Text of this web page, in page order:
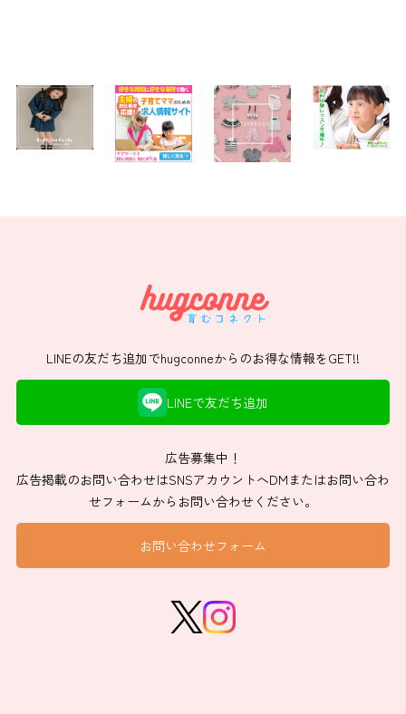
LINEの友だち追加でhugconneからのお得な情報をGET!!
LINEで友だち追加
広告募集中！
広告掲載のお問い合わせはSNSアカウントへDMまたはお問い合わ
せフォームからお問い合わせください。
お問い合わせフォーム